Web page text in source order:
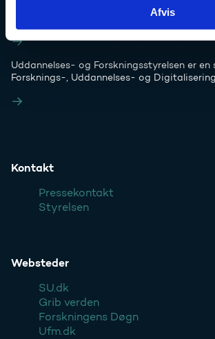
Afvis
Styrelsens EAN- og CVR-numre
Uddannelses- og Forskningsstyrelsen er en
Forsknings-, Uddannelses- og
Kontakt
Pressekontakt
Styrelsen
Websteder
SU.dk
Grib verden
Forskningens Døgn
Ufm.dk